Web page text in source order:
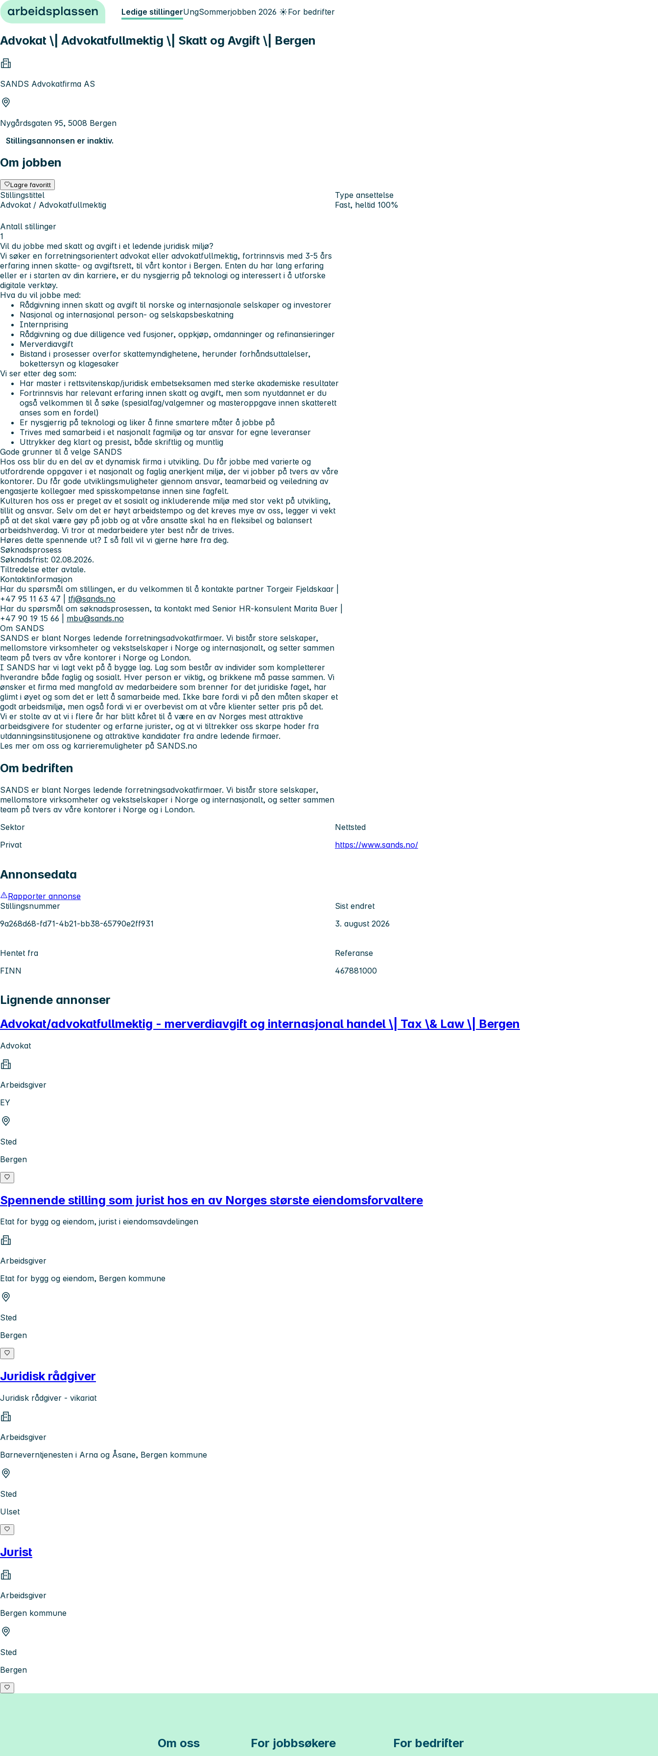
Hopp til innhold Ledige stillingerUngSommerjobben 2026 ☀️For bedrifter
Advokat \| Advokatfullmektig \| Skatt og Avgift \| Bergen
SANDS Advokatfirma AS
Nygårdsgaten 95, 5008 Bergen
Stillingsannonsen er inaktiv.
Om jobben
Lagre favoritt
Stillingstittel
Advokat / Advokatfullmektig
Type ansettelse
Fast, heltid 100%
Antall stillinger
1
Vil du jobbe med skatt og avgift i et ledende juridisk miljø?
Vi søker en forretningsorientert advokat eller advokatfullmektig, fortrinnsvis med 3-5 års
erfaring innen skatte- og avgiftsrett, til vårt kontor i Bergen. Enten du har lang erfaring
eller er i starten av din karriere, er du nysgjerrig på teknologi og interessert i å utforske
digitale verktøy.
Hva du vil jobbe med:
Rådgivning innen skatt og avgift til norske og internasjonale selskaper og investorer
Nasjonal og internasjonal person- og selskapsbeskatning
Internprising
Rådgivning og due dilligence ved fusjoner, oppkjøp, omdanninger og refinansieringer
Merverdiavgift
Bistand i prosesser overfor skattemyndighetene, herunder forhåndsuttalelser,
bokettersyn og klagesaker
Vi ser etter deg som:
Har master i rettsvitenskap/juridisk embetseksamen med sterke akademiske resultater
Fortrinnsvis har relevant erfaring innen skatt og avgift, men som nyutdannet er du
også velkommen til å søke (spesialfag/valgemner og masteroppgave innen skatterett
anses som en fordel)
Er nysgjerrig på teknologi og liker å finne smartere måter å jobbe på
Trives med samarbeid i et nasjonalt fagmiljø og tar ansvar for egne leveranser
Uttrykker deg klart og presist, både skriftlig og muntlig
Gode grunner til å velge SANDS
Hos oss blir du en del av et dynamisk firma i utvikling. Du får jobbe med varierte og
utfordrende oppgaver i et nasjonalt og faglig anerkjent miljø, der vi jobber på tvers av våre
kontorer. Du får gode utviklingsmuligheter gjennom ansvar, teamarbeid og veiledning av
engasjerte kollegaer med spisskompetanse innen sine fagfelt.
Kulturen hos oss er preget av et sosialt og inkluderende miljø med stor vekt på utvikling,
tillit og ansvar. Selv om det er høyt arbeidstempo og det kreves mye av oss, legger vi vekt
på at det skal være gøy på jobb og at våre ansatte skal ha en fleksibel og balansert
arbeidshverdag. Vi tror at medarbeidere yter best når de trives.
Høres dette spennende ut? I så fall vil vi gjerne høre fra deg.
Søknadsprosess
Søknadsfrist: 02.08.2026.
Tiltredelse etter avtale.
Kontaktinformasjon
Har du spørsmål om stillingen, er du velkommen til å kontakte partner Torgeir Fjeldskaar |
+47 95 11 63 47 | tfj@sands.no
Har du spørsmål om søknadsprosessen, ta kontakt med Senior HR-konsulent Marita Buer |
+47 90 19 15 66 | mbu@sands.no
Om SANDS
SANDS er blant Norges ledende forretningsadvokatfirmaer. Vi bistår store selskaper,
mellomstore virksomheter og vekstselskaper i Norge og internasjonalt, og setter sammen
team på tvers av våre kontorer i Norge og London.
I SANDS har vi lagt vekt på å bygge lag. Lag som består av individer som kompletterer
hverandre både faglig og sosialt. Hver person er viktig, og brikkene må passe sammen. Vi
ønsker et firma med mangfold av medarbeidere som brenner for det juridiske faget, har
glimt i øyet og som det er lett å samarbeide med. Ikke bare fordi vi på den måten skaper et
godt arbeidsmiljø, men også fordi vi er overbevist om at våre klienter setter pris på det.
Vi er stolte av at vi i flere år har blitt kåret til å være en av Norges mest attraktive
arbeidsgivere for studenter og erfarne jurister, og at vi tiltrekker oss skarpe hoder fra
utdanningsinstitusjonene og attraktive kandidater fra andre ledende firmaer.
Les mer om oss og karrieremuligheter på SANDS.no
Om bedriften
SANDS er blant Norges ledende forretningsadvokatfirmaer. Vi bistår store selskaper,
mellomstore virksomheter og vekstselskaper i Norge og internasjonalt, og setter sammen
team på tvers av våre kontorer i Norge og i London.
Sektor
Privat
Nettsted
https://www.sands.no/
Annonsedata
Rapporter annonse
Stillingsnummer
9a268d68-fd71-4b21-bb38-65790e2ff931
Sist endret
3. august 2026
Hentet fra
FINN
Referanse
467881000
Lignende annonser
Advokat/advokatfullmektig - merverdiavgift og internasjonal handel \| Tax \& Law \| Bergen
Advokat
Arbeidsgiver
EY
Sted
Bergen
Spennende stilling som jurist hos en av Norges største eiendomsforvaltere
Etat for bygg og eiendom, jurist i eiendomsavdelingen
Arbeidsgiver
Etat for bygg og eiendom, Bergen kommune
Sted
Bergen
Juridisk rådgiver
Juridisk rådgiver - vikariat
Arbeidsgiver
Barneverntjenesten i Arna og Åsane, Bergen kommune
Sted
Ulset
Jurist
Arbeidsgiver
Bergen kommune
Sted
Bergen
Om oss For jobbsøkere For bedrifter